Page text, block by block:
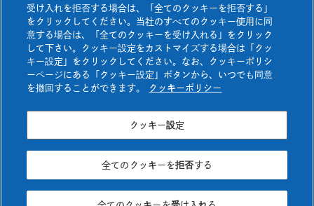
壁施工資料ダウンロード
カタログ・チラシダウンロード
防耐火構造認定書ダウンロード
防耐火構造認定書ダウンロード
ご利用条件
プライバシーポリシー
企業情報
旭化成グループトップ
受け入れを拒否する場合は、「全てのクッキーを拒否する」
をクリックしてください。当社のすべてのクッキー使用に同
意する場合は、「全てのクッキーを受け入れる」をクリック
して下さい。クッキー設定をカストマイズする場合は「クッ
キー設定」をクリックしてください。なお、クッキーポリシ
ーページにある「クッキー設定」ボタンから、いつでも同意
を撤回することができます。
クッキーポリシー
クッキー設定
全てのクッキーを拒否する